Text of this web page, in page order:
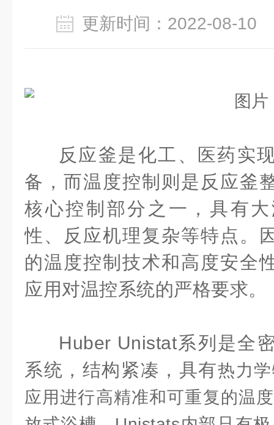
更新时间：2022-08-
反应釜是化工、医药实
备，而温度控制则是反应釜
核心控制部分之一，具有
性、反应机理复杂等特点。
的温度控制技术和高度安全
应用对温控系统的严格要求。
Huber Unistat系列是全
系统，结构紧凑，具有热力
应用进行高精准和可重复的温